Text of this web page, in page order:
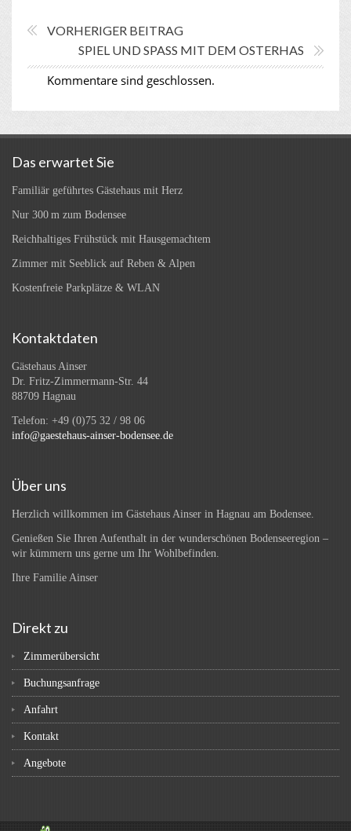
VORHERIGER BEITRAG
SPIEL UND SPASS MIT DEM OSTERHAS
Kommentare sind geschlossen.
Das erwartet Sie
Familiär geführtes Gästehaus mit Herz
Nur 300 m zum Bodensee
Reichhaltiges Frühstück mit Hausgemachtem
Zimmer mit Seeblick auf Reben & Alpen
Kostenfreie Parkplätze & WLAN
Kontaktdaten
Gästehaus Ainser
Dr. Fritz-Zimmermann-Str. 44
88709 Hagnau
Telefon: +49 (0)75 32 / 98 06
info@gaestehaus-ainser-bodensee.de
Über uns
Herzlich willkommen im Gästehaus Ainser in Hagnau am Bodensee.
Genießen Sie Ihren Aufenthalt in der wunderschönen Bodenseeregion –
wir kümmern uns gerne um Ihr Wohlbefinden.
Ihre Familie Ainser
Direkt zu
Zimmerübersicht
Buchungsanfrage
Anfahrt
Kontakt
Angebote